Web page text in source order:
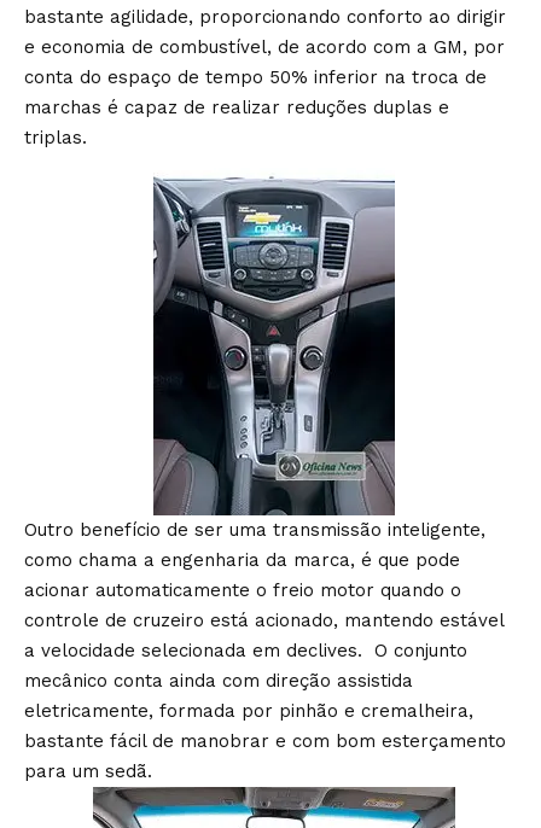
bastante agilidade, proporcionando conforto ao dirigir
e economia de combustível, de acordo com a GM, por
conta do espaço de tempo 50% inferior na troca de
marchas é capaz de realizar reduções duplas e
triplas.
Outro benefício de ser uma transmissão inteligente,
como chama a engenharia da marca, é que pode
acionar automaticamente o freio motor quando o
controle de cruzeiro está acionado, mantendo estável
a velocidade selecionada em declives. O conjunto
mecânico conta ainda com direção assistida
eletricamente, formada por pinhão e cremalheira,
bastante fácil de manobrar e com bom esterçamento
para um sedã.